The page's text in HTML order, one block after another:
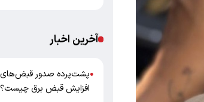
آخرین اخبار
●پشت‌پرده صدور
افزایش قبض برق چیست؟